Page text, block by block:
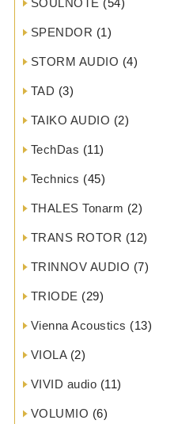
SOULNOTE (54)
SPENDOR (1)
STORM AUDIO (4)
TAD (3)
TAIKO AUDIO (2)
TechDas (11)
Technics (45)
THALES Tonarm (2)
TRANS ROTOR (12)
TRINNOV AUDIO (7)
TRIODE (29)
Vienna Acoustics (13)
VIOLA(2)
VIVID audio (11)
VOLUMIO (6)